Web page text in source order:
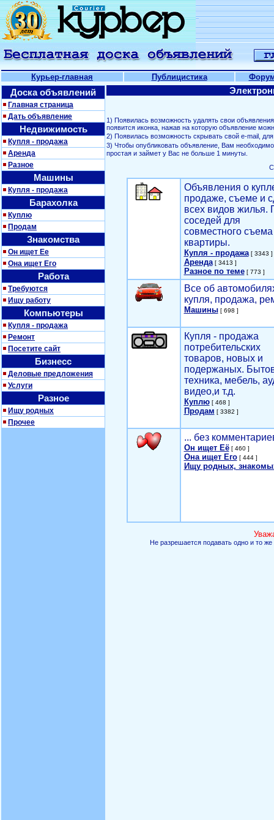
Курьер-главная Публицистика
Доска объявлений
Главная страница
Дать объявление
Недвижимость
Купля - продажа
Аренда
Разное
Машины
Купля - продажа
Барахолка
Куплю
Продам
Знакомства
Он ищет Ее
Она ищет Его
Работа
Требуются
Ищу работу
Компьютеры
Купля - продажа
Ремонт
Посетите сайт
Бизнесс
Деловые предложения
Услуги
Разное
Ищу родных
Прочее
1) Появилась возможность удалять свои
появится иконка, нажав на которую объявление
2) Появилась возможность скрывать свой е-mail,
3) Чтобы опубликовать объявление, Вам
простая и займет у Вас не больше 1 минуты.
Объявления о
продаже, съеме и
всех видов жилья.
соседей для
совместного съема
квартиры.
Купля - продажа[ 3343 ]
Аренда[ 3413 ]
Разное по теме[ 773 ]
Все об
купля, продажа,
Машины[ 698 ]
Купля - продажа
потребительских
товаров, новых и
подержаных.
техника, мебель,
видео,и т.д.
Куплю[ 468 ]
Продам [ 3382 ]
... без
Он ищет Её[ 460 ]
Она ищет Его[ 444 ]
Ищу родных,
Не разрешается подавать одно и то